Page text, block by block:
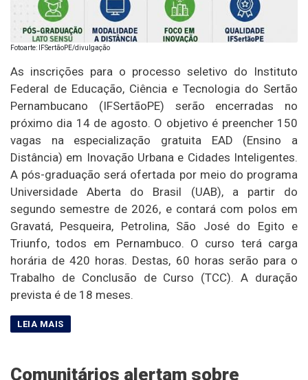
Fotoarte: IFSertãoPE/divulgação
As inscrições para o processo seletivo do Instituto
Federal de Educação, Ciência e Tecnologia do Sertão
Pernambucano (IFSertãoPE) serão encerradas no
próximo dia 14 de agosto. O objetivo é preencher 150
vagas na especialização gratuita EAD (Ensino a
Distância) em Inovação Urbana e Cidades Inteligentes.
A pós-graduação será ofertada por meio do programa
Universidade Aberta do Brasil (UAB), a partir do
segundo semestre de 2026, e contará com polos em
Gravatá, Pesqueira, Petrolina, São José do Egito e
Triunfo, todos em Pernambuco. O curso terá carga
horária de 420 horas. Destas, 60 horas serão para o
Trabalho de Conclusão de Curso (TCC). A duração
prevista é de 18 meses.
Comunitários alertam sobre